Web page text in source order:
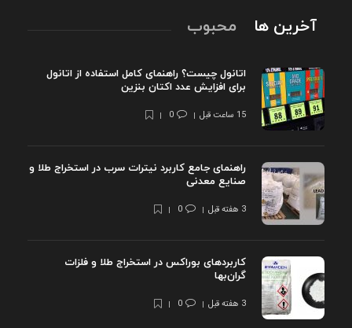
آخرین ها محبوب
اتانول چیست؟ راهنمای کامل استفاده از اتانول
برای افزایش عدد اکتان بنزین
15 ساعت قبل 0
راهنمای جامع کاربرد نیترات سرب در استخراج طلا و
صنایع معدنی
3 هفته قبل 0
کاربردهای بوراکس در استخراج طلا و فلزات
گران‌بها
3 هفته قبل 0